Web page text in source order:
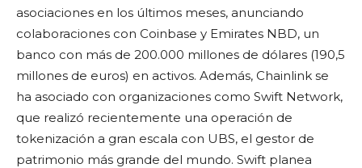
asociaciones en los últimos meses, anunciando
colaboraciones con Coinbase y Emirates NBD, un
banco con más de 200.000 millones de dólares (190,5
millones de euros) en activos. Además, Chainlink se
ha asociado con organizaciones como Swift Network,
que realizó recientemente una operación de
tokenización a gran escala con UBS, el gestor de
patrimonio más grande del mundo. Swift planea